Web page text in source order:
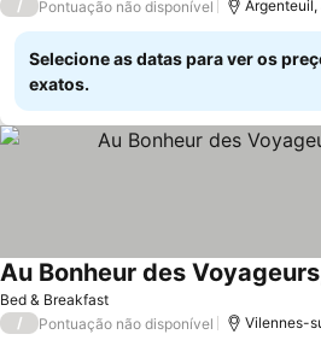
/ Pontuação não disponível Argenteuil,
Selecione as datas para ver os
exatos.
Bed & Breakfast
Au Bonheur des
/ Pontuação não disponível Vilennes-